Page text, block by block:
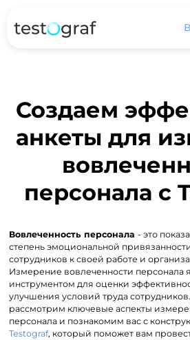
Создаем
анкеты для
персонала с
Вовлеченность персонала- это
степень эмоциональной
сотрудников к своей работе и
Измерение вовлеченности персонала
инструментом для оценки
улучшения условий труда
рассмотрим ключевые аспекты
персонала и познакомим вас с
Testograf, который поможет вам